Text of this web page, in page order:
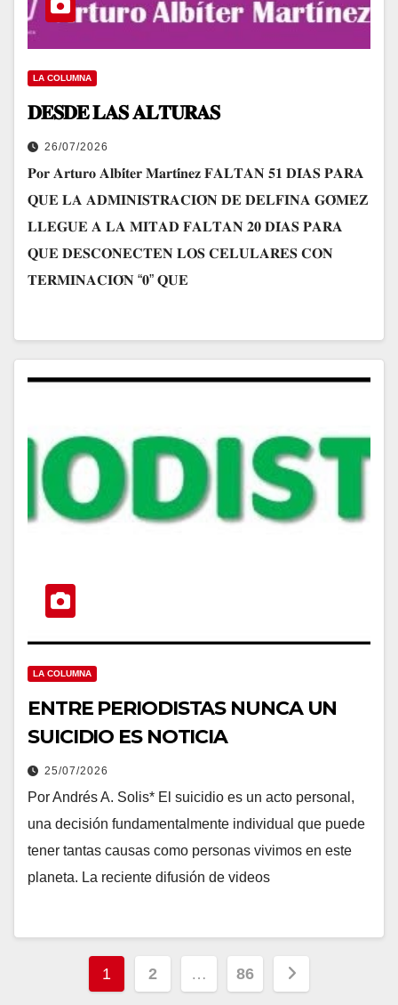
LA COLUMNA
𝐃𝐄𝐒𝐃𝐄 𝐋𝐀𝐒 𝐀𝐋𝐓𝐔𝐑𝐀𝐒
26/07/2026
𝐏𝐨𝐫 𝐀𝐫𝐭𝐮𝐫𝐨 𝐀𝐥𝐛𝐢́𝐭𝐞𝐫 𝐌𝐚𝐫𝐭𝐢́𝐧𝐞𝐳 𝐅𝐀𝐋𝐓𝐀𝐍 𝟓𝟏 𝐃𝐈́𝐀𝐒 𝐏𝐀𝐑𝐀
𝐐𝐔𝐄 𝐋𝐀 𝐀𝐃𝐌𝐈𝐍𝐈𝐒𝐓𝐑𝐀𝐂𝐈𝐎́𝐍 𝐃𝐄 𝐃𝐄𝐋𝐅𝐈𝐍𝐀 𝐆𝐎́𝐌𝐄𝐙
𝐋𝐋𝐄𝐆𝐔𝐄 𝐀 𝐋𝐀 𝐌𝐈𝐓𝐀𝐃 𝐅𝐀𝐋𝐓𝐀𝐍 𝟐𝟎 𝐃𝐈́𝐀𝐒 𝐏𝐀𝐑𝐀
𝐐𝐔𝐄 𝐃𝐄𝐒𝐂𝐎𝐍𝐄𝐂𝐓𝐄𝐍 𝐋𝐎𝐒 𝐂𝐄𝐋𝐔𝐋𝐀𝐑𝐄𝐒 𝐂𝐎𝐍
𝐓𝐄𝐑𝐌𝐈𝐍𝐀𝐂𝐈𝐎́𝐍 “𝟎” 𝐐𝐔𝐄
LA COLUMNA
ENTRE PERIODISTAS NUNCA UN
SUICIDIO ES NOTICIA
25/07/2026
Por Andrés A. Solis* El suicidio es un acto personal,
una decisión fundamentalmente individual que puede
tener tantas causas como personas vivimos en este
planeta. La reciente difusión de videos
Paginación
1 2 … 86